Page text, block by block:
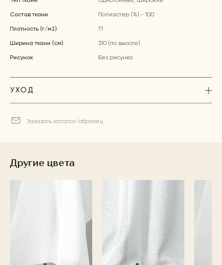
Состав ткани Полиэстер (%) - 100
Плотность (г/м2) 71
Ширина ткани (см) 310 (по высоте)
Рисунок Без рисунка
УХОД
Заказать каталог/образец
Другие цвета